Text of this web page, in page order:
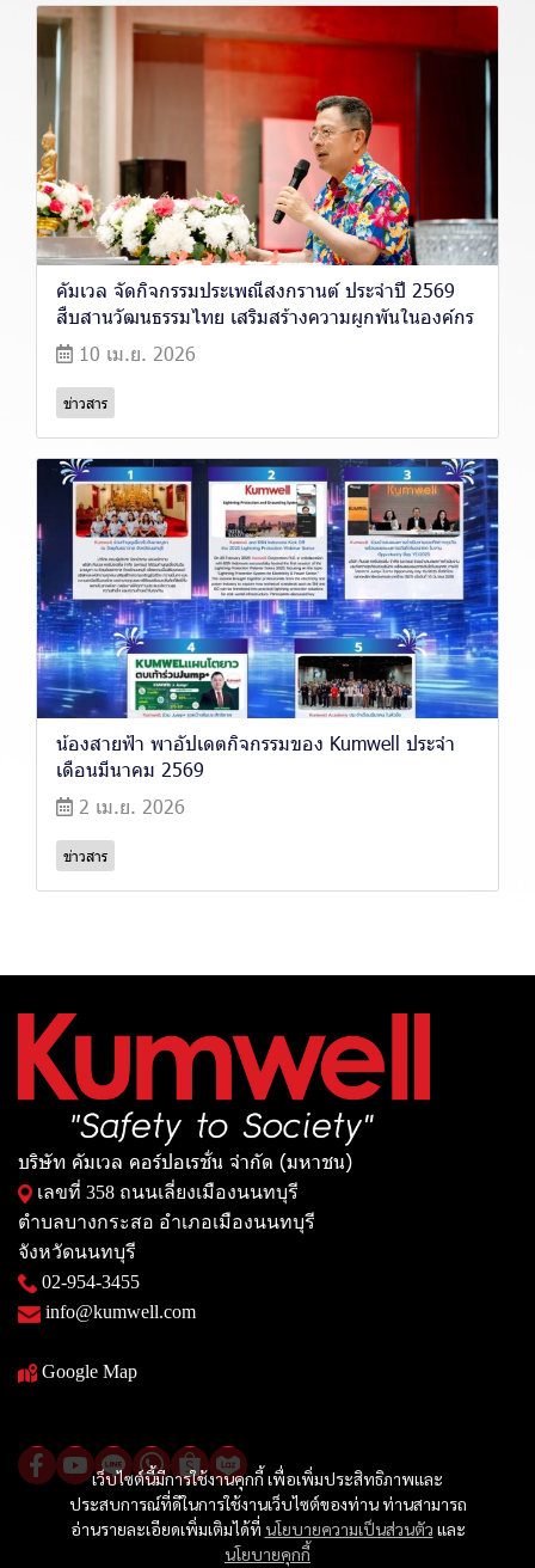
คัมเวล จัดกิจกรรมประเพณีสงกรานต์ ประจำปี 2569
สืบสานวัฒนธรรมไทย เสริมสร้างความผูกพันในองค์กร
10 เม.ย. 2026
ข่าวสาร
น้องสายฟ้า พาอัปเดตกิจกรรมของ Kumwell ประจำ
เดือนมีนาคม 2569
2 เม.ย. 2026
ข่าวสาร
เว็บไซต์นี้มีการใช้งานคุกกี้ เพื่อเพิ่มประสิทธิภาพและ
ประสบการณ์ที่ดีในการใช้งานเว็บไซต์ของท่าน ท่านสามารถ
อ่านรายละเอียดเพิ่มเติมได้ที่ นโยบายความเป็นส่วนตัว และ
นโยบายคุกกี้
บริษัท คัมเวล คอร์ปอเรชั่น จำกัด (มหาชน)
เลขที่ 358 ถนนเลี่ยงเมืองนนทบุรี
ตำบลบางกระสอ อำเภอเมืองนนทบุรี
จังหวัดนนทบุรี
02-954-3455
info@kumwell.com
Google Map